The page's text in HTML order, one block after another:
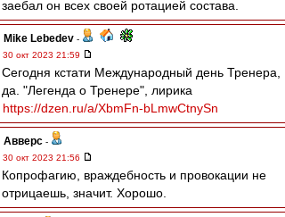
заебал он всех своей ротацией состава.
Mike Lebedev -
30 окт 2023 21:59
Сегодня кстати Международный день Тренера,
да. "Легенда о Тренере", лирика
https://dzen.ru/a/XbmFn-bLmwCtnySn
Авверс -
30 окт 2023 21:56
Копрофагию, враждебность и провокации не
отрицаешь, значит. Хорошо.